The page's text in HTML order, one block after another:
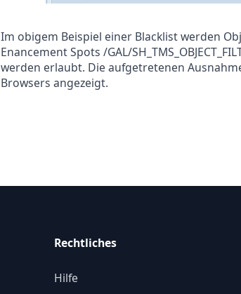
Im obigem Beispiel einer Blacklist werden
Enancement Spots /GAL/
werden erlaubt. Die aufgetretenen
Browsers angezeigt.
Rechtliches
Hilfe